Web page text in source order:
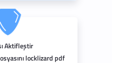
Aktifleştir
locklizard pdf